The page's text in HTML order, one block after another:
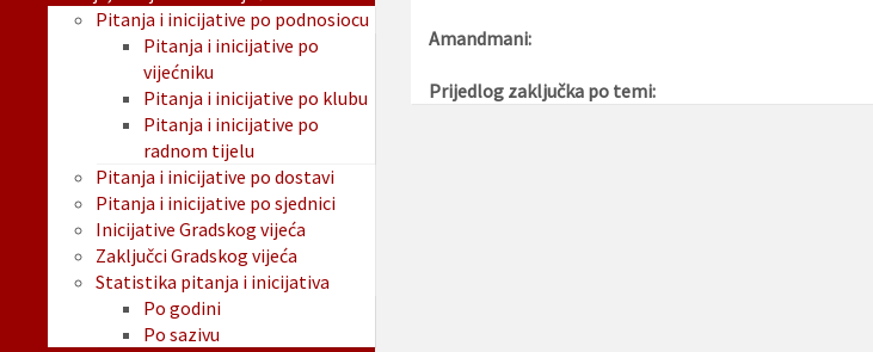
Amandmani:
Prijedlog zaključka po temi:
Pitanja i inicijative po podnosiocu
Pitanja i inicijative po
vijećniku
Pitanja i inicijative po klubu
Pitanja i inicijative po
radnom tijelu
Pitanja i inicijative po dostavi
Pitanja i inicijative po sjednici
Inicijative Gradskog vijeća
Zaključci Gradskog vijeća
Statistika pitanja i inicijativa
Po godini
Po sazivu